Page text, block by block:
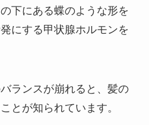
下にある蝶のような形を
にする甲状腺ホルモンを
ランスが崩れると、髪の
とが知られています。